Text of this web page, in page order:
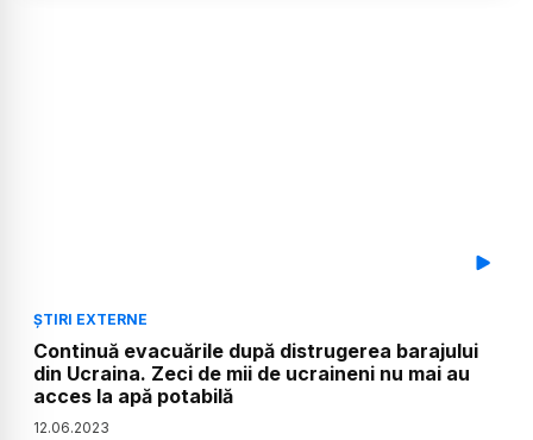
ȘTIRI EXTERNE
Continuă evacuările după distrugerea barajului
din Ucraina. Zeci de mii de ucraineni nu mai au
acces la apă potabilă
12.06.2023